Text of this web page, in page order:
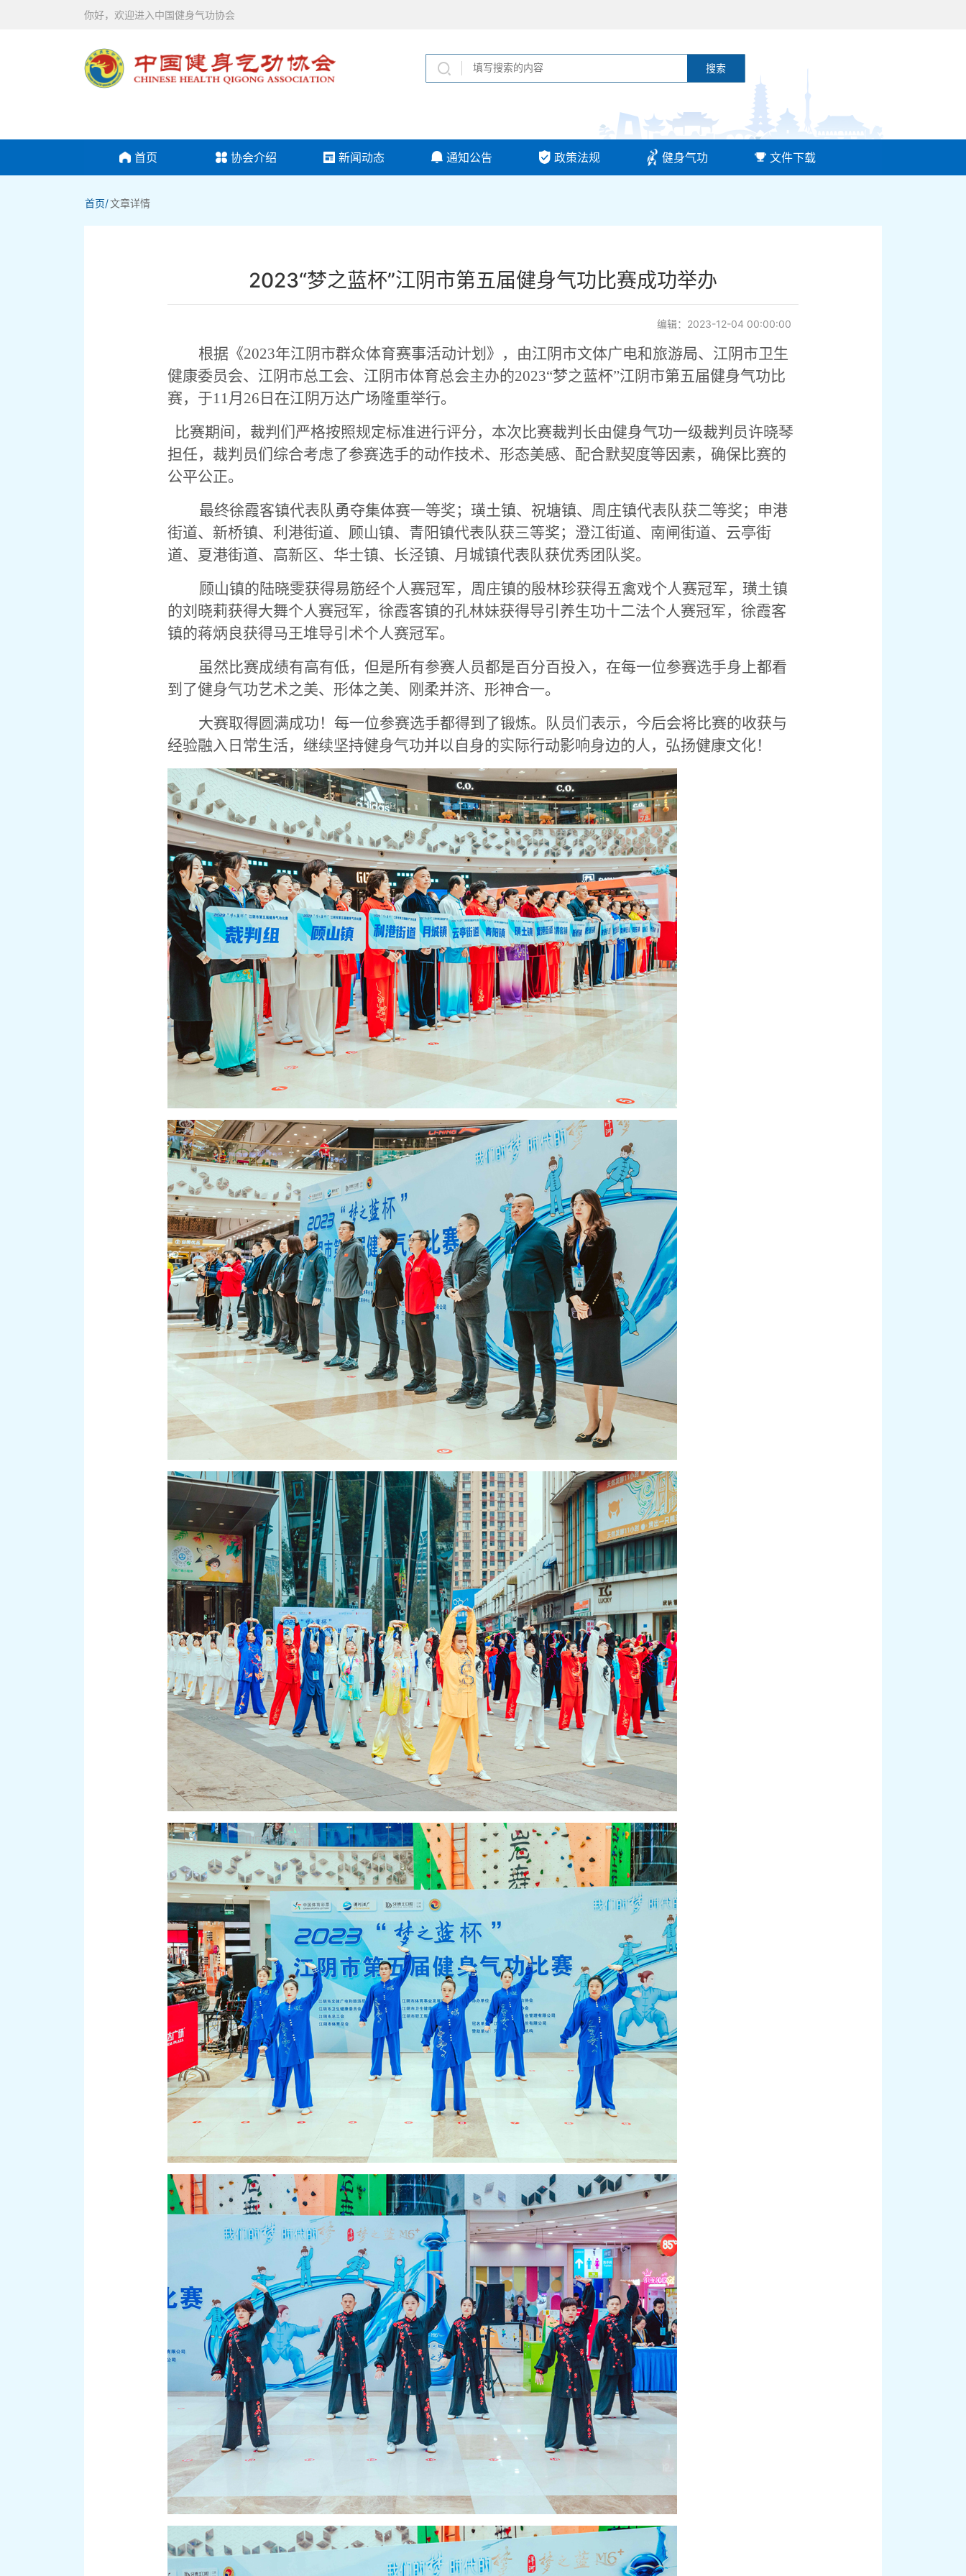
你好，欢迎进入中国健身气功协会
搜索
首页 协会介绍 新闻动态 通知公告 政策法规 健身气功 文件下载
首页/文章详情
2023“梦之蓝杯”江阴市第五届健身气功比赛成功举办
编辑：2023-12-04 00:00:00
根据《2023年江阴市群众体育赛事活动计划》，由江阴市文体广电和旅游局、江阴市卫生
健康委员会、江阴市总工会、江阴市体育总会主办的2023“梦之蓝杯”江阴市第五届健身气功比
赛，于11月26日在江阴万达广场隆重举行。
比赛期间，裁判们严格按照规定标准进行评分，本次比赛裁判长由健身气功一级裁判员许晓琴
担任，裁判员们综合考虑了参赛选手的动作技术、形态美感、配合默契度等因素，确保比赛的
公平公正。
最终徐霞客镇代表队勇夺集体赛一等奖；璜土镇、祝塘镇、周庄镇代表队获二等奖；申港
街道、新桥镇、利港街道、顾山镇、青阳镇代表队获三等奖；澄江街道、南闸街道、云亭街
道、夏港街道、高新区、华士镇、长泾镇、月城镇代表队获优秀团队奖。
顾山镇的陆晓雯获得易筋经个人赛冠军，周庄镇的殷林珍获得五禽戏个人赛冠军，璜土镇
的刘晓莉获得大舞个人赛冠军，徐霞客镇的孔林妹获得导引养生功十二法个人赛冠军，徐霞客
镇的蒋炳良获得马王堆导引术个人赛冠军。
虽然比赛成绩有高有低，但是所有参赛人员都是百分百投入，在每一位参赛选手身上都看
到了健身气功艺术之美、形体之美、刚柔并济、形神合一。
大赛取得圆满成功！每一位参赛选手都得到了锻炼。队员们表示，今后会将比赛的收获与
经验融入日常生活，继续坚持健身气功并以自身的实际行动影响身边的人，弘扬健康文化！